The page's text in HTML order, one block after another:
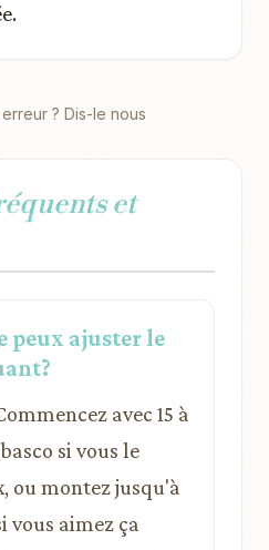
? Dis-le nous
et
peux ajuster le
avec 15 à
si vous le
ou montez jusqu'à
vous aimez ça